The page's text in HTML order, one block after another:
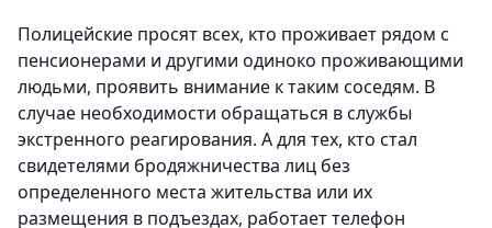
Полицейские просят всех, кто проживает рядом с
пенсионерами и другими одиноко проживающими
людьми, проявить внимание к таким соседям. В
случае необходимости обращаться в службы
экстренного реагирования. А для тех, кто стал
свидетелями бродяжничества лиц без
определенного места жительства или их
размещения в подъездах, работает телефон